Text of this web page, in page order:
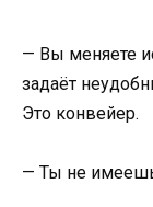
— Вы меняете
задаёт
Это конвейер.
— Ты не имеешь